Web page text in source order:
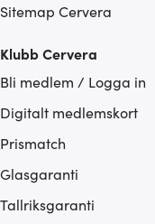
Sitemap Cervera
Klubb Cervera
Bli medlem / Logga in
Digitalt medlemskort
Prismatch
Glasgaranti
Tallriksgaranti